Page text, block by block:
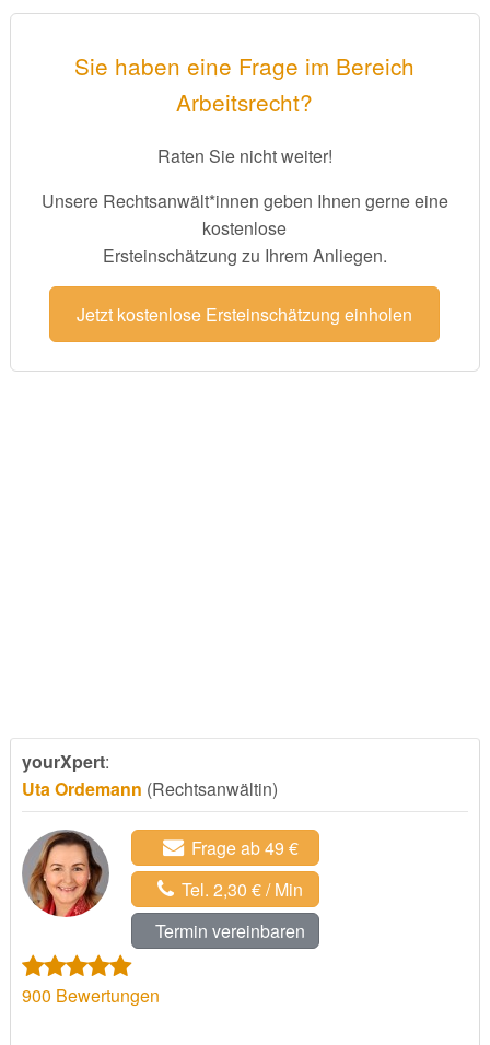
Sie haben eine Frage im Bereich
Arbeitsrecht?
Raten Sie nicht weiter!
Unsere Rechtsanwält*innen geben Ihnen gerne eine
kostenlose
Ersteinschätzung zu Ihrem Anliegen.
Jetzt kostenlose Ersteinschätzung einholen
yourXpert:
Uta Ordemann (Rechtsanwältin)
Frage ab 49 €
Tel. 2,30 € / Min
Termin vereinbaren
900 Bewertungen